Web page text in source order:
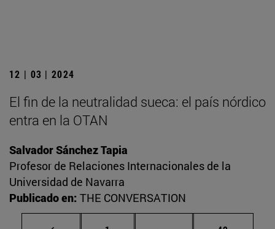
12 | 03 | 2024
El fin de la neutralidad sueca: el país nórdico
entra en la OTAN
Salvador Sánchez Tapia
Profesor de Relaciones Internacionales de la
Universidad de Navarra
Publicado en: THE CONVERSATION